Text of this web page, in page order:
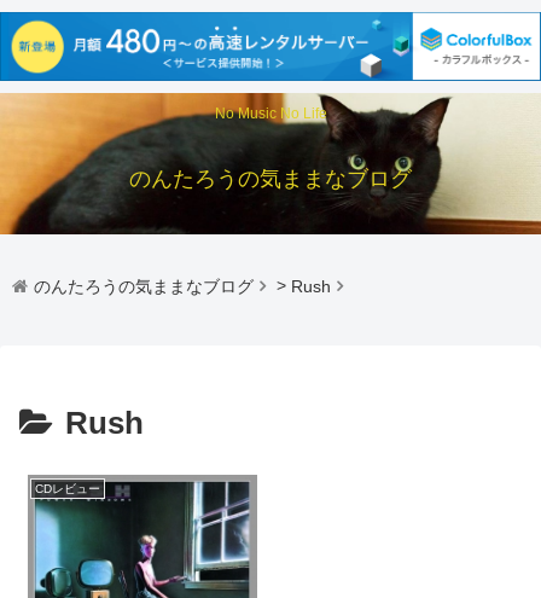
No Music No Life
のんたろうの気ままなブログ
のんたろうの気ままなブログ > Rush
Rush
CDレビュー